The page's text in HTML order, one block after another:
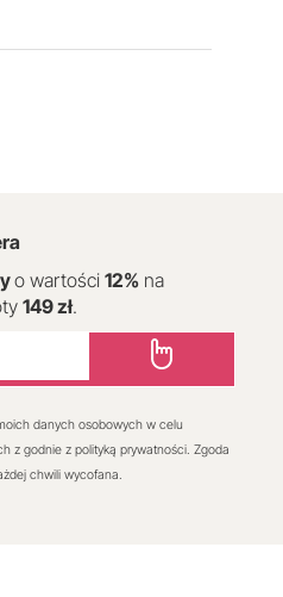
o wartości 12% na
149 zł.
danych osobowych w celu
z godnie z polityką prywatności. Zgoda
chwili wycofana.